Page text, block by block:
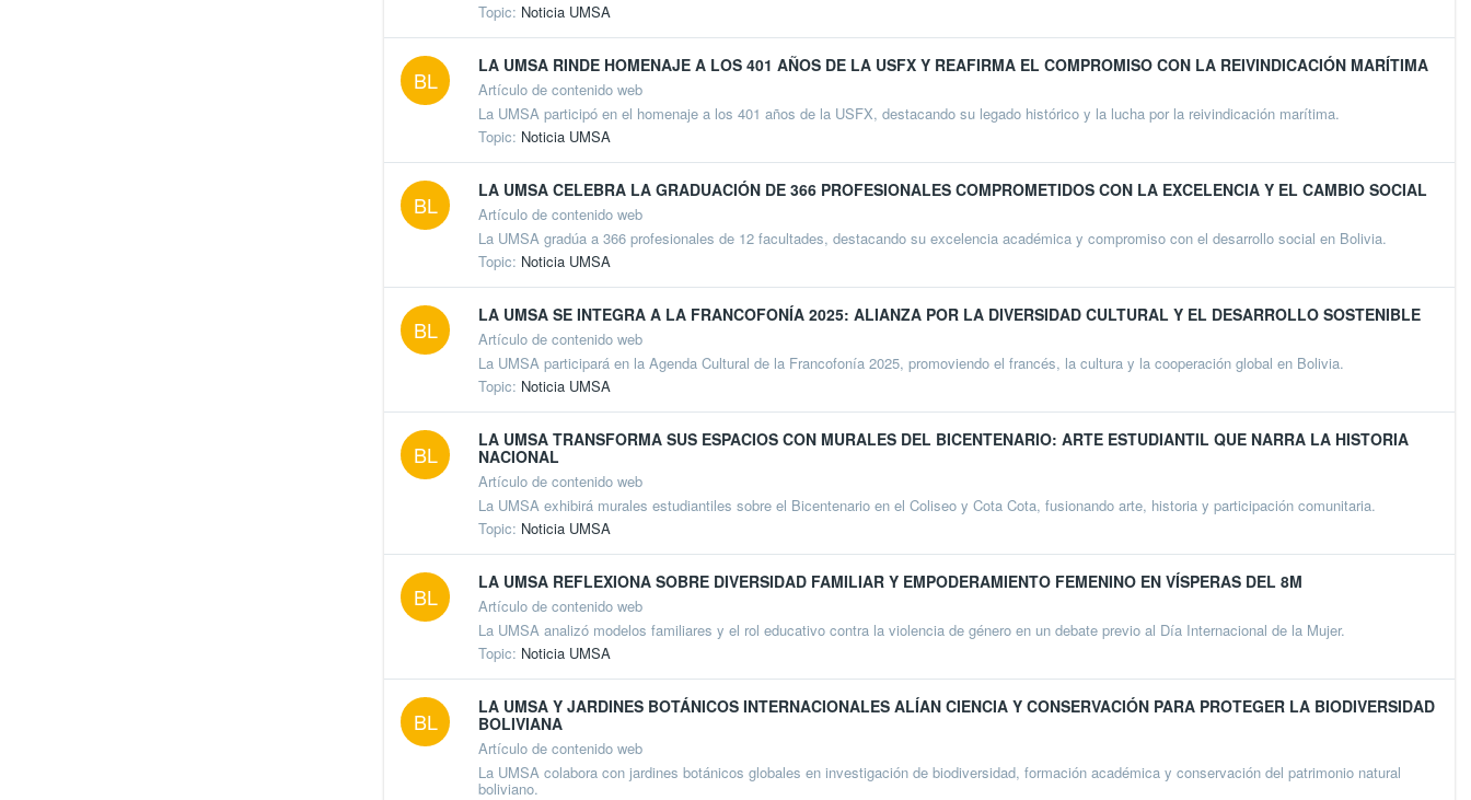
Topic: Noticia UMSA
BL
LA UMSA RINDE HOMENAJE A LOS 401 AÑOS DE LA USFX Y REAFIRMA EL COMPROMISO CON LA REIVINDICACIÓN MARÍTIMA
Artículo de contenido web
La UMSA participó en el homenaje a los 401 años de la USFX, destacando su legado histórico y la lucha por la reivindicación marítima.
Topic: Noticia UMSA
BL
LA UMSA CELEBRA LA GRADUACIÓN DE 366 PROFESIONALES COMPROMETIDOS CON LA EXCELENCIA Y EL CAMBIO SOCIAL
Artículo de contenido web
La UMSA gradúa a 366 profesionales de 12 facultades, destacando su excelencia académica y compromiso con el desarrollo social en Bolivia.
Topic: Noticia UMSA
BL
LA UMSA SE INTEGRA A LA FRANCOFONÍA 2025: ALIANZA POR LA DIVERSIDAD CULTURAL Y EL DESARROLLO SOSTENIBLE
Artículo de contenido web
La UMSA participará en la Agenda Cultural de la Francofonía 2025, promoviendo el francés, la cultura y la cooperación global en Bolivia.
Topic: Noticia UMSA
BL
LA UMSA TRANSFORMA SUS ESPACIOS CON MURALES DEL BICENTENARIO: ARTE ESTUDIANTIL QUE NARRA LA HISTORIA
NACIONAL
Artículo de contenido web
La UMSA exhibirá murales estudiantiles sobre el Bicentenario en el Coliseo y Cota Cota, fusionando arte, historia y participación comunitaria.
Topic: Noticia UMSA
BL
LA UMSA REFLEXIONA SOBRE DIVERSIDAD FAMILIAR Y EMPODERAMIENTO FEMENINO EN VÍSPERAS DEL 8M
Artículo de contenido web
La UMSA analizó modelos familiares y el rol educativo contra la violencia de género en un debate previo al Día Internacional de la Mujer.
Topic: Noticia UMSA
BL
LA UMSA Y JARDINES BOTÁNICOS INTERNACIONALES ALÍAN CIENCIA Y CONSERVACIÓN PARA PROTEGER LA BIODIVERSIDAD
BOLIVIANA
Artículo de contenido web
La UMSA colabora con jardines botánicos globales en investigación de biodiversidad, formación académica y conservación del patrimonio natural
boliviano.